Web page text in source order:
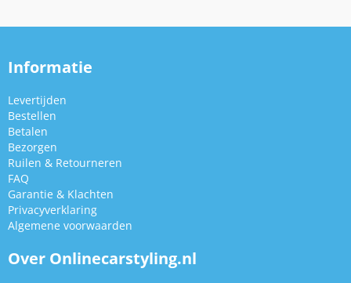
Informatie
Levertijden
Bestellen
Betalen
Bezorgen
Ruilen & Retourneren
FAQ
Garantie & Klachten
Privacyverklaring
Algemene voorwaarden
Over Onlinecarstyling.nl